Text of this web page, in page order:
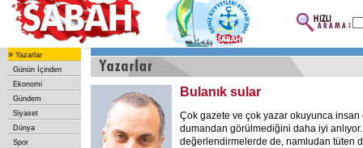
» Yazarlar
Günün İçinden
Ekonomi
Gündem
Siyaset
Dünya
Spor
Bulanık sular
Çok gazete ve çok yazar okuyunca insan
dumandan görülmediğini daha iyi
değerlendirmelerde de, namludan tüten